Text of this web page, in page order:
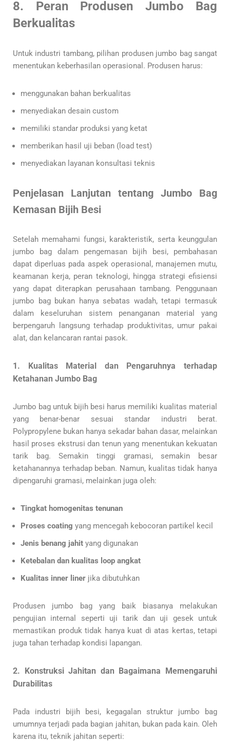
8. Peran Produsen Jumbo Bag
Berkualitas
Untuk industri tambang, pilihan produsen jumbo bag sangat
menentukan keberhasilan operasional. Produsen harus:
menggunakan bahan berkualitas
menyediakan desain custom
memiliki standar produksi yang ketat
memberikan hasil uji beban (load test)
menyediakan layanan konsultasi teknis
Penjelasan Lanjutan tentang Jumbo Bag
Kemasan Bijih Besi
Setelah memahami fungsi, karakteristik, serta keunggulan
jumbo bag dalam pengemasan bijih besi, pembahasan
dapat diperluas pada aspek operasional, manajemen mutu,
keamanan kerja, peran teknologi, hingga strategi efisiensi
yang dapat diterapkan perusahaan tambang. Penggunaan
jumbo bag bukan hanya sebatas wadah, tetapi termasuk
dalam keseluruhan sistem penanganan material yang
berpengaruh langsung terhadap produktivitas, umur pakai
alat, dan kelancaran rantai pasok.
1. Kualitas Material dan Pengaruhnya terhadap
Ketahanan Jumbo Bag
Jumbo bag untuk bijih besi harus memiliki kualitas material
yang benar-benar sesuai standar industri berat.
Polypropylene bukan hanya sekadar bahan dasar, melainkan
hasil proses ekstrusi dan tenun yang menentukan kekuatan
tarik bag. Semakin tinggi gramasi, semakin besar
ketahanannya terhadap beban. Namun, kualitas tidak hanya
dipengaruhi gramasi, melainkan juga oleh:
Tingkat homogenitas tenunan
Proses coating yang mencegah kebocoran partikel kecil
Jenis benang jahit yang digunakan
Ketebalan dan kualitas loop angkat
Kualitas inner liner jika dibutuhkan
Produsen jumbo bag yang baik biasanya melakukan
pengujian internal seperti uji tarik dan uji gesek untuk
memastikan produk tidak hanya kuat di atas kertas, tetapi
juga tahan terhadap kondisi lapangan.
2. Konstruksi Jahitan dan Bagaimana Memengaruhi
Durabilitas
Pada industri bijih besi, kegagalan struktur jumbo bag
umumnya terjadi pada bagian jahitan, bukan pada kain. Oleh
karena itu, teknik jahitan seperti: